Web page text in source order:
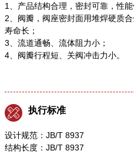
1、产品结构合理，密封可靠，性能
2、阀瓣，阀座密封面用堆焊硬质
寿命长；
3、流道通畅、流体阻力小；
4、阀瓣行程短、关阀冲击力小。
执行标准
设计规范：JB/T 8937
结构长度：JB/T 8937